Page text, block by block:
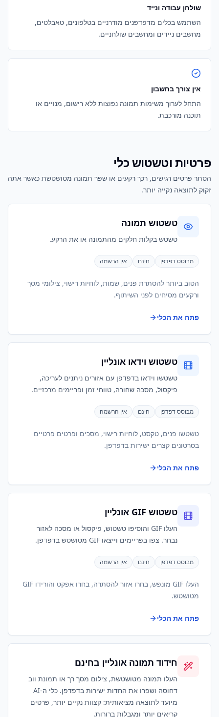
שולחן עבודה ונייד
השתמש בכלים מדפדפנים מודרניים בטלפונים, טאבלטים,
מחשבים ניידים ומחשבים שולחניים.
אין צורך בחשבון
התחל לערוך משימות תמונה נפוצות ללא רישום, מנויים או
תוכנה מורכבת.
פרטיות וטשטוש כלי
הסתר פרטים רגישים, רכך רקעים או שפר תמונה מטושטשת כאשר אתה
זקוק לתוצאה נקייה יותר.
טשטוש תמונה
טשטש בקלות חלקים מהתמונה או את הרקע.
מבוסס דפדפן חינם אין הרשמה
הטוב ביותר להסתרת פנים, שמות, לוחיות רישוי, צילומי מסך
ורקעים מסיחים לפני השיתוף.
פתח את הכלי
טשטוש וידאו אונליין
טשטשו וידאו בדפדפן עם אזורים ניתנים לעריכה,
פיקסול, מסכה שחורה, טווחי זמן ופריימים מרכזיים.
מבוסס דפדפן חינם אין הרשמה
טשטשו פנים, טקסט, לוחיות רישוי, מסכים ופרטים פרטיים
בסרטונים קצרים ישירות בדפדפן.
פתח את הכלי
טשטוש GIF אונליין
העלו GIF והוסיפו טשטוש, פיקסול או מסכה לאזור
נבחר. צפו בפריימים וייצאו GIF מטושטש בדפדפן.
מבוסס דפדפן חינם אין הרשמה
העלו GIF מונפש, בחרו אזור להסתרה, בחרו אפקט והורידו GIF
מטושטש.
פתח את הכלי
חידוד תמונה אונליין בחינם
העלו תמונה מטושטשת, צילום מסך רך או תמונת ווב
דחוסה ושפרו את החדות ישירות בדפדפן. כלי ה-AI
מיועד לתוצאה מציאותית: קצוות נקיים יותר, פרטים
קריאים יותר ומגבלות ברורות.